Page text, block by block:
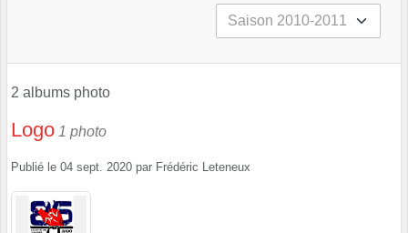
2 albums photo
Logo 1 photo
Publié le 04 sept. 2020 par Frédéric Leteneux